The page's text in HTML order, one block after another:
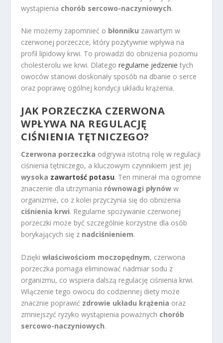
wystąpienia chorób sercowo-naczyniowych.
Nie możemy zapomnieć o błonniku zawartym w
czerwonej porzeczce, który pozytywnie wpływa na
profil lipidowy krwi. To prowadzi do obniżenia poziomu
cholesterolu we krwi. Dlategoregularne jedzenie tych
owoców stanowi doskonały sposób na dbanie o serce
oraz poprawę ogólnej kondycji układu krążenia.
JAK PORZECZKA CZERWONA
WPŁYWA NA REGULACJĘ
CIŚNIENIA TĘTNICZEGO?
Czerwona porzeczka odgrywa istotną rolę w regulacji
ciśnienia tętniczego, a kluczowym czynnikiem jest jej
wysoka zawartość potasu. Ten minerał ma ogromne
znaczenie dla utrzymania równowagi płynów w
organizmie, co z kolei przyczynia się do obniżenia
ciśnienia krwi. Regularne spożywanie czerwonej
porzeczki może być szczególnie korzystne dla osób
borykających się z nadciśnieniem.
Dziękiwłaściwościom moczopędnym, czerwona
porzeczka pomaga eliminować nadmiar sodu z
organizmu, co wspiera dalszą regulację ciśnienia krwi.
Włączenie tego owocu do codziennej diety może
znacznie poprawić zdrowie układu krążenia oraz
zmniejszyć ryzyko wystąpienia poważnych chorób
sercowo-naczyniowych.